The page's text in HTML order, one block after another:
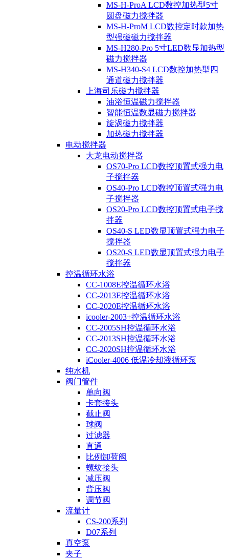
MS-H-ProA LCD数控加热型5寸
圆盘磁力搅拌器
MS-H-ProM LCD数控定时款加热
型强磁磁力搅拌器
MS-H280-Pro 5寸LED数显加热型
磁力搅拌器
MS-H340-S4 LCD数控加热型四
通道磁力搅拌器
上海司乐磁力搅拌器
油浴恒温磁力搅拌器
智能恒温数显磁力搅拌器
旋涡磁力搅拌器
加热磁力搅拌器
电动搅拌器
大龙电动搅拌器
OS70-Pro LCD数控顶置式强力电
子搅拌器
OS40-Pro LCD数控顶置式强力电
子搅拌器
OS20-Pro LCD数控顶置式电子搅
拌器
OS40-S LED数显顶置式强力电子
搅拌器
OS20-S LED数显顶置式强力电子
搅拌器
控温循环水浴
CC-1008E控温循环水浴
CC-2013E控温循环水浴
CC-2020E控温循环水浴
icooler-2003+控温循环水浴
CC-2005SH控温循环水浴
CC-2013SH控温循环水浴
CC-2020SH控温循环水浴
iCooler-4006 低温冷却液循环泵
纯水机
阀门管件
单向阀
卡套接头
截止阀
球阀
过滤器
直通
比例卸荷阀
螺纹接头
减压阀
背压阀
调节阀
流量计
CS-200系列
D07系列
真空泵
夹子